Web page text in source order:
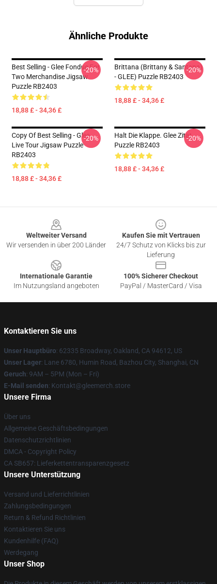
Ähnliche Produkte
Best Selling - Glee Fondue For
Two Merchandise Jigsaw
Puzzle RB2403
18,88 £ - 34,36 £
-20%
Brittana (Brittany & Santana)
- GLEE) Puzzle RB2403
18,88 £ - 34,36 £
-20%
Copy Of Best Selling - Glee
Live Tour Jigsaw Puzzle
RB2403
18,88 £ - 34,36 £
-20%
Halt Die Klappe. Glee Zitat
Puzzle RB2403
18,88 £ - 34,36 £
-20%
Weltweiter Versand
Wir versenden in über 200 Länder
Kaufen Sie mit Vertrauen
24/7 Schutz von Klicks bis zur
Lieferung
Internationale Garantie
Im Nutzungsland angeboten
100% Sicherer Checkout
PayPal / MasterCard / Visa
Kontaktieren Sie uns
Unser Hauptbüro: 62335 Broadway, Oakland, CA 94612, US
Unser Lager: Lane 6780, Humin Road, Bazhou City, Shanghai, CN
Geruch: 9AM – 5PM (Mon – Fri)
E-Mail senden: Kontakt@gleemerch.store
Unsere Firma
Über uns
Allgemeine Geschäftsbedingungen
Datenschutzrichtlinien
DMCA - Copyright Policy
CA SB657: Lieferkettentransparenzgesetz
Unsere Unterstützung
Versand und Lieferrichtlinien
Zahlungsbedingungen
Return & Refund Richtlinien
Kontaktieren Sie uns
Kundenhilfe (FAQ)
Werdegang
Unser Shop